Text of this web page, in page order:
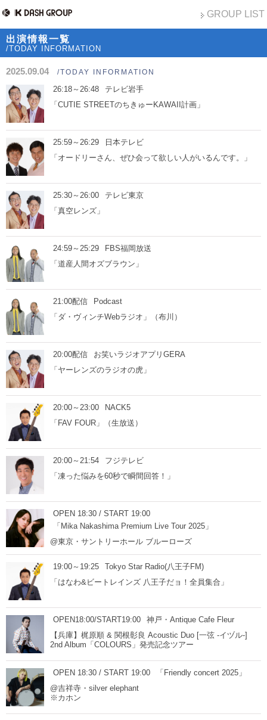
GROUP LIST
出演情報一覧
/TODAY INFORMATION
2025.09.04 /TODAY INFORMATION
26:18～26:48
テレビ岩手
「CUTIE STREETのちきゅーKAWAII計画」
25:59～26:29
日本テレビ
「オードリーさん、ぜひ会って欲しい人がいるんです。」
25:30～26:00
テレビ東京
「真空レンズ」
24:59～25:29
FBS福岡放送
「道産人間オズブラウン」
21:00配信
Podcast
「ダ・ヴィンチWebラジオ」（布川）
20:00配信
お笑いラジオアプリGERA
「ヤーレンズのラジオの虎」
20:00～23:00
NACK5
「FAV FOUR」（生放送）
20:00～21:54
フジテレビ
「凍った悩みを60秒で瞬間回答！」
OPEN 18:30 / START 19:00
「Mika Nakashima Premium Live Tour 2025」
@東京・サントリーホール ブルーローズ
19:00～19:25
Tokyo Star Radio(八王子FM)
「はなわ&ビートレインズ 八王子だョ！全員集合」
OPEN18:00/START19:00
神戸・Antique Cafe Fleur
【兵庫】梶原順 & 関根彰良 Acoustic Duo [一弦 -イヅル-]
2nd Album「COLOURS」発売記念ツアー
OPEN 18:30 / START 19:00
「Friendly concert 2025」
@吉祥寺・silver elephant
※カホン